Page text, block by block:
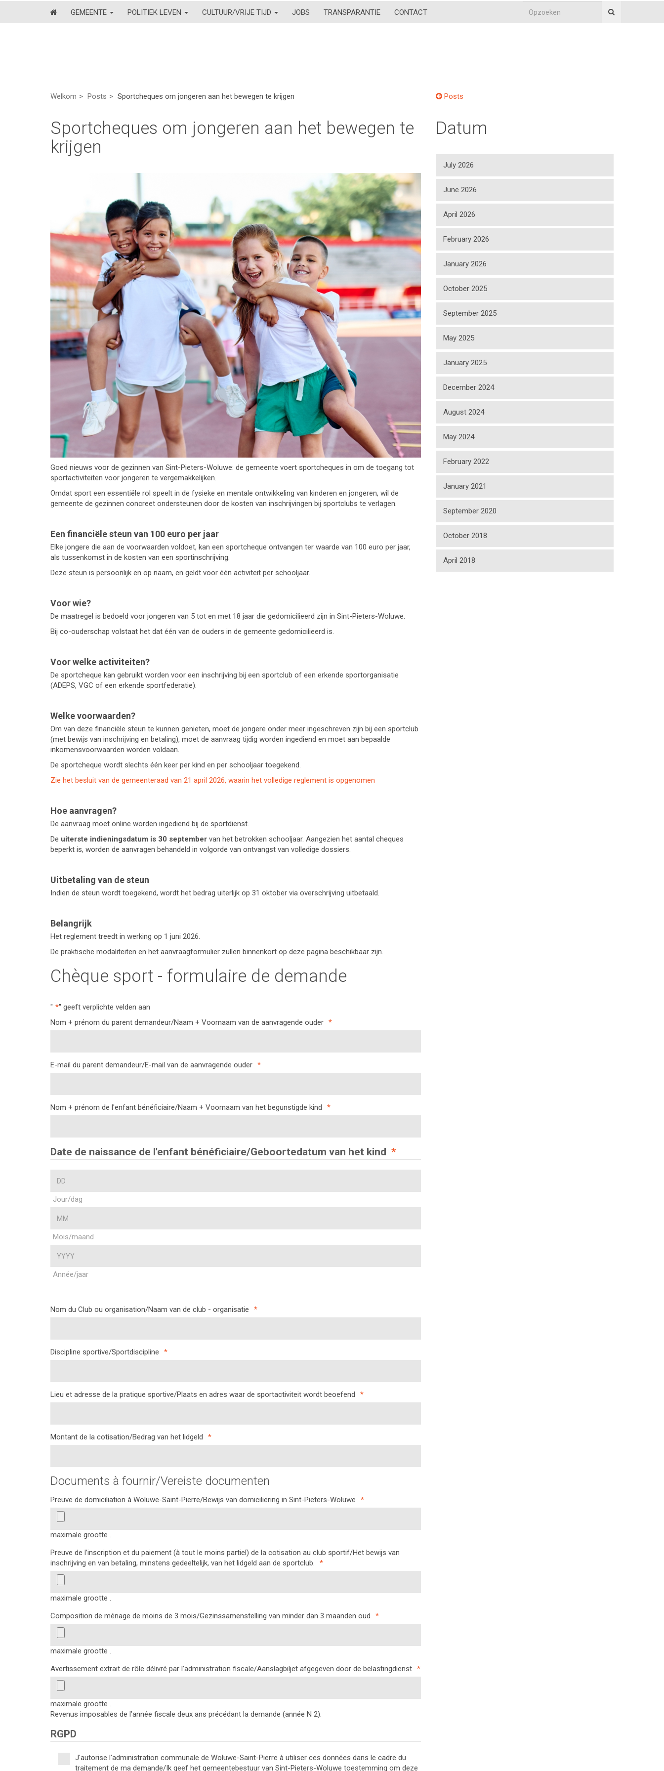
GEMEENTE POLITIEK LEVEN CULTUUR/VRIJE TIJD JOBS TRANSPARANTIE CONTACT
Welkom Posts Sportcheques om jongeren aan het bewegen te krijgen Posts
Sportcheques om jongeren aan het bewegen te
krijgen
Goed nieuws voor de gezinnen van Sint-Pieters-Woluwe: de gemeente voert sportcheques in om de toegang tot
sportactiviteiten voor jongeren te vergemakkelijken.
Omdat sport een essentiële rol speelt in de fysieke en mentale ontwikkeling van kinderen en jongeren, wil de
gemeente de gezinnen concreet ondersteunen door de kosten van inschrijvingen bij sportclubs te verlagen.
Een financiële steun van 100 euro per jaar
Elke jongere die aan de voorwaarden voldoet, kan een sportcheque ontvangen ter waarde van 100 euro per jaar,
als tussenkomst in de kosten van een sportinschrijving.
Deze steun is persoonlijk en op naam, en geldt voor één activiteit per schooljaar.
Voor wie?
De maatregel is bedoeld voor jongeren van 5 tot en met 18 jaar die gedomicilieerd zijn in Sint-Pieters-Woluwe.
Bij co-ouderschap volstaat het dat één van de ouders in de gemeente gedomicilieerd is.
Voor welke activiteiten?
De sportcheque kan gebruikt worden voor een inschrijving bij een sportclub of een erkende sportorganisatie
(ADEPS, VGC of een erkende sportfederatie).
Welke voorwaarden?
Om van deze financiële steun te kunnen genieten, moet de jongere onder meer ingeschreven zijn bij een sportclub
(met bewijs van inschrijving en betaling), moet de aanvraag tijdig worden ingediend en moet aan bepaalde
inkomensvoorwaarden worden voldaan.
De sportcheque wordt slechts één keer per kind en per schooljaar toegekend.
Zie het besluit van de gemeenteraad van 21 april 2026, waarin het volledige reglement is opgenomen
Hoe aanvragen?
De aanvraag moet online worden ingediend bij de sportdienst.
De uiterste indieningsdatum is 30 september van het betrokken schooljaar. Aangezien het aantal cheques
beperkt is, worden de aanvragen behandeld in volgorde van ontvangst van volledige dossiers.
Uitbetaling van de steun
Indien de steun wordt toegekend, wordt het bedrag uiterlijk op 31 oktober via overschrijving uitbetaald.
Belangrijk
Het reglement treedt in werking op 1 juni 2026.
De praktische modaliteiten en het aanvraagformulier zullen binnenkort op deze pagina beschikbaar zijn.
Chèque sport - formulaire de demande
" *" geeft verplichte velden aan
Nom + prénom du parent demandeur/Naam + Voornaam van de aanvragende ouder *
E-mail du parent demandeur/E-mail van de aanvragende ouder *
Nom + prénom de l'enfant bénéficiaire/Naam + Voornaam van het begunstigde kind *
Date de naissance de l'enfant bénéficiaire/Geboortedatum van het kind *
Jour/dag
Mois/maand
Année/jaar
Nom du Club ou organisation/Naam van de club - organisatie *
Discipline sportive/Sportdiscipline *
Lieu et adresse de la pratique sportive/Plaats en adres waar de sportactiviteit wordt beoefend *
Montant de la cotisation/Bedrag van het lidgeld *
Documents à fournir/Vereiste documenten
Preuve de domiciliation à Woluwe-Saint-Pierre/Bewijs van domiciliëring in Sint-Pieters-Woluwe *
maximale grootte .
Preuve de l’inscription et du paiement (à tout le moins partiel) de la cotisation au club sportif/Het bewijs van
inschrijving en van betaling, minstens gedeeltelijk, van het lidgeld aan de sportclub.
*
maximale grootte .
Composition de ménage de moins de 3 mois/Gezinssamenstelling van minder dan 3 maanden oud
*
maximale grootte .
Avertissement extrait de rôle délivré par l’administration fiscale/Aanslagbiljet afgegeven door de belastingdienst *
maximale grootte .
Revenus imposables de l’année fiscale deux ans précédant la demande (année N 2).
RGPD
J'autorise l'administration communale de Woluwe-Saint-Pierre à utiliser ces données dans le cadre du
traitement de ma demande/Ik geef het gemeentebestuur van Sint-Pieters-Woluwe toestemming om deze
Datum
July 2026
June 2026
April 2026
February 2026
January 2026
October 2025
September 2025
May 2025
January 2025
December 2024
August 2024
May 2024
February 2022
January 2021
September 2020
October 2018
April 2018